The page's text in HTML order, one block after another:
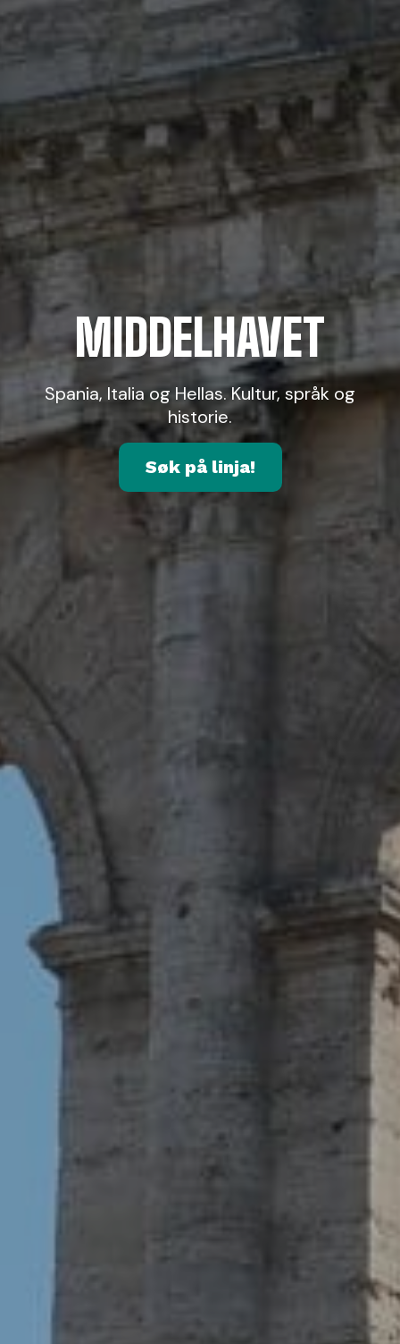
MIDDELHAVET
Spania, Italia og Hellas. Kultur, språk og
historie.
Søk på linja!